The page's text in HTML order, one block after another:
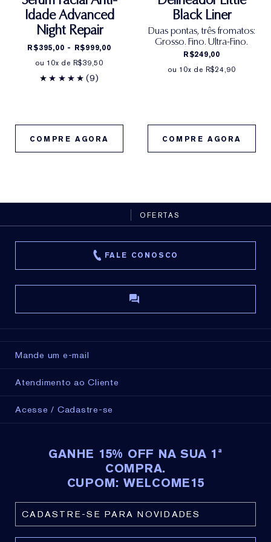
Sem perfume
Livre de parabenos, ftalatos e óleo mineral
variar de tempos em tempos. Consulte a lista de
ingredientes na embalagem do produto que você
recebe para obter a lista mais atualizada.
Informação de ingredientes
Idade Advanced
Night Repair
R$395,00 - R$999,00
ou 10x de R$39,50
(9)
COMPRE AGORA
Black Liner
Duas pontas, três fromatos:
Grosso. Fino. Ultra-Fino.
R$249,00
ou 10x de R$24,90
COMPRE AGORA
OFERTAS
FALE CONOSCO
Mande um e-mail
Atendimento ao Cliente
Acesse / Cadastre-se
GANHE 15% OFF NA SUA 1ª
COMPRA.
CUPOM: WELCOME15